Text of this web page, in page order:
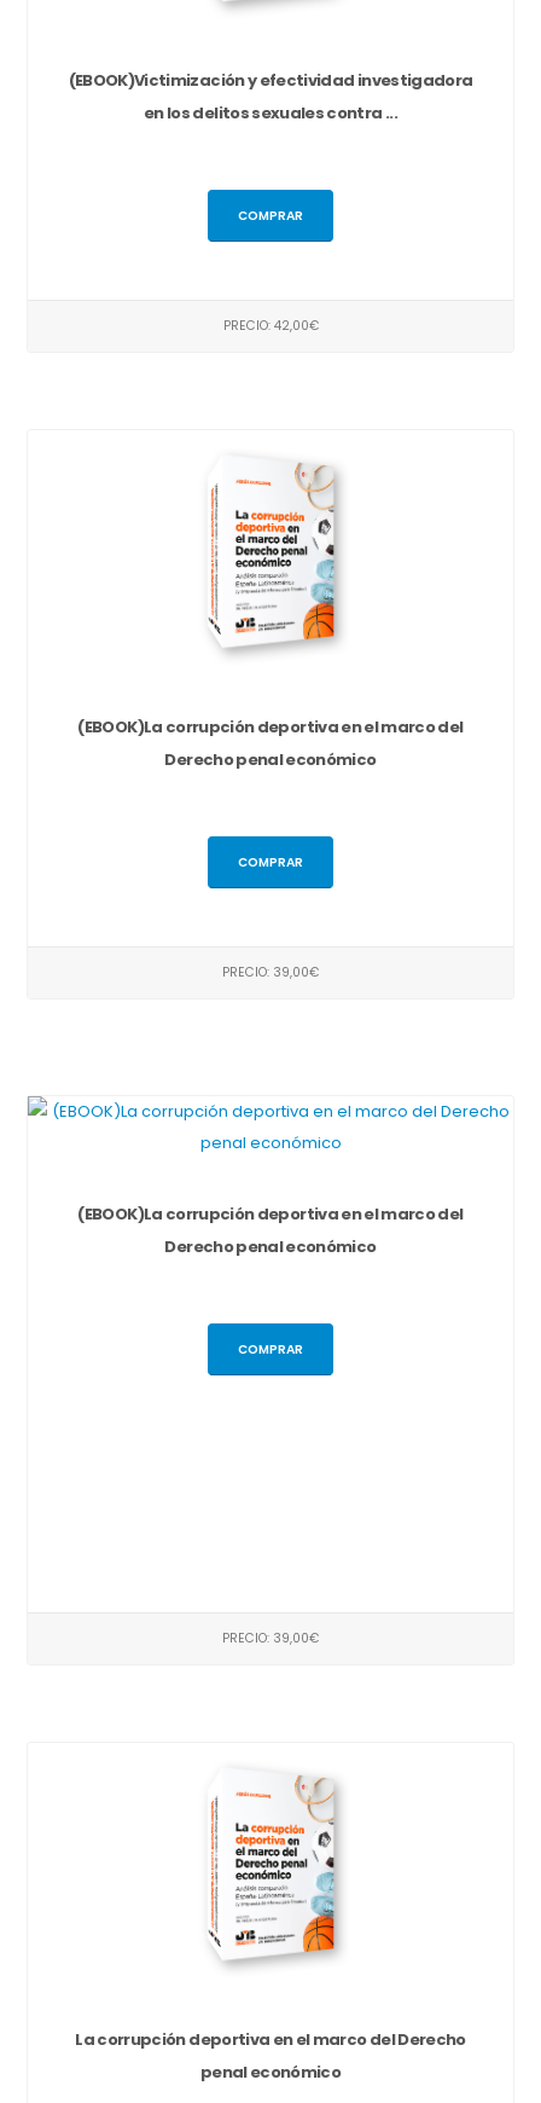
(EBOOK)Victimización y efectividad investigadora
en los delitos sexuales contra ...
COMPRAR
PRECIO: 42,00€
(EBOOK)La corrupción deportiva en el marco del
Derecho penal económico
COMPRAR
PRECIO: 39,00€
(EBOOK)La corrupción deportiva en el marco del
Derecho penal económico
COMPRAR
PRECIO: 39,00€
La corrupción deportiva en el marco del Derecho
penal económico